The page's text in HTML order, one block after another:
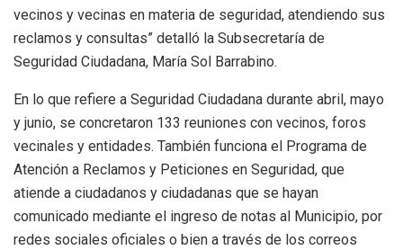
vecinos y vecinas en materia de seguridad, atendiendo sus
reclamos y consultas” detalló la Subsecretaría de
Seguridad Ciudadana, María Sol Barrabino.
En lo que refiere a Seguridad Ciudadana durante abril, mayo
y junio, se concretaron 133 reuniones con vecinos, foros
vecinales y entidades. También funciona el Programa de
Atención a Reclamos y Peticiones en Seguridad, que
atiende a ciudadanos y ciudadanas que se hayan
comunicado mediante el ingreso de notas al Municipio, por
redes sociales oficiales o bien a través de los correos